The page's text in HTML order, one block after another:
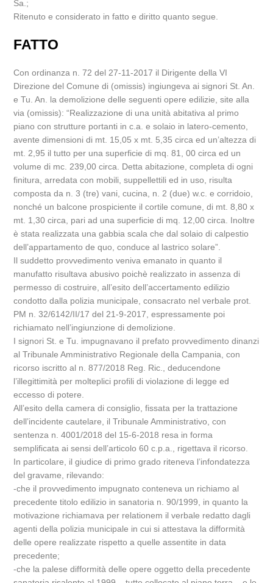
Sa.;
Ritenuto e considerato in fatto e diritto quanto segue.
FATTO
Con ordinanza n. 72 del 27-11-2017 il Dirigente della VI
Direzione del Comune di (omissis) ingiungeva ai signori St. An.
e Tu. An. la demolizione delle seguenti opere edilizie, site alla
via (omissis): “Realizzazione di una unità abitativa al primo
piano con strutture portanti in c.a. e solaio in latero-cemento,
avente dimensioni di mt. 15,05 x mt. 5,35 circa ed un’altezza di
mt. 2,95 il tutto per una superficie di mq. 81, 00 circa ed un
volume di mc. 239,00 circa. Detta abitazione, completa di ogni
finitura, arredata con mobili, suppellettili ed in uso, risulta
composta da n. 3 (tre) vani, cucina, n. 2 (due) w.c. e corridoio,
nonché un balcone prospiciente il cortile comune, di mt. 8,80 x
mt. 1,30 circa, pari ad una superficie di mq. 12,00 circa. Inoltre
è stata realizzata una gabbia scala che dal solaio di calpestio
dell’appartamento de quo, conduce al lastrico solare”.
Il suddetto provvedimento veniva emanato in quanto il
manufatto risultava abusivo poichè realizzato in assenza di
permesso di costruire, all’esito dell’accertamento edilizio
condotto dalla polizia municipale, consacrato nel verbale prot.
PM n. 32/6142/II/17 del 21-9-2017, espressamente poi
richiamato nell’ingiunzione di demolizione.
I signori St. e Tu. impugnavano il prefato provvedimento dinanzi
al Tribunale Amministrativo Regionale della Campania, con
ricorso iscritto al n. 877/2018 Reg. Ric., deducendone
l’illegittimità per molteplici profili di violazione di legge ed
eccesso di potere.
All’esito della camera di consiglio, fissata per la trattazione
dell’incidente cautelare, il Tribunale Amministrativo, con
sentenza n. 4001/2018 del 15-6-2018 resa in forma
semplificata ai sensi dell’articolo 60 c.p.a., rigettava il ricorso.
In particolare, il giudice di primo grado riteneva l’infondatezza
del gravame, rilevando:
-che il provvedimento impugnato conteneva un richiamo al
precedente titolo edilizio in sanatoria n. 90/1999, in quanto la
motivazione richiamava per relationem il verbale redatto dagli
agenti della polizia municipale in cui si attestava la difformità
delle opere realizzate rispetto a quelle assentite in data
precedente;
-che la palese difformità delle opere oggetto della precedente